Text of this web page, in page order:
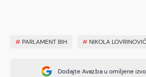
# PARLAMENT BIH # NIKOLA LOVRINOVIĆ
Dodajte Avaz.ba u omiljene